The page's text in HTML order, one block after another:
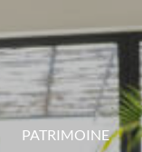
PATRIMOINE